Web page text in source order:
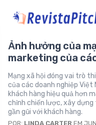
Ảnh hưởng của
marketing của
Mạng xã hội đóng vai trò
của các doanh nghiệp Việt
khách hàng hiệu quả hơn
chỉnh chiến lược, xây
gần gũi với khách hàng.
POR: LINDA CARTER EM